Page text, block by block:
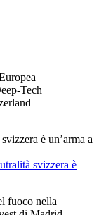
è un’arma a
svizzera è